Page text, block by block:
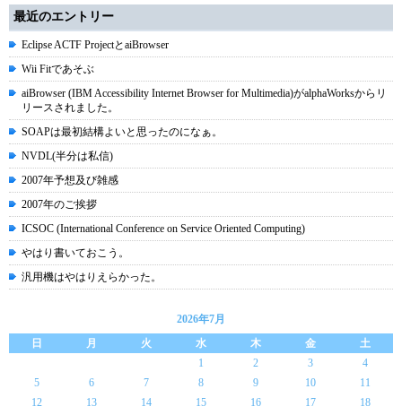
最近のエントリー
Eclipse ACTF ProjectとaiBrowser
Wii Fitであそぶ
aiBrowser (IBM Accessibility Internet Browser for Multimedia)がalphaWorksからリ
リースされました。
SOAPは最初結構よいと思ったのになぁ。
NVDL(半分は私信)
2007年予想及び雑感
2007年のご挨拶
ICSOC (International Conference on Service Oriented Computing)
やはり書いておこう。
汎用機はやはりえらかった。
2026年7月
日
月 火 水 木 金
土
1
2 3
4
5
6 7 8 9 10
11
12
13 14 15 16 17
18